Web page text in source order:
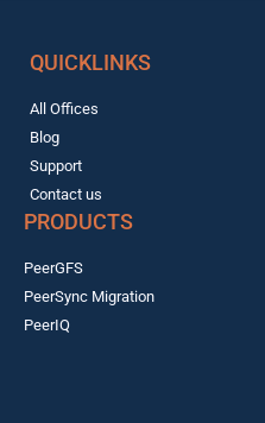
QUICKLINKS
All Offices
Blog
Support
Contact us
PRODUCTS
PeerGFS
PeerSync Migration
PeerIQ